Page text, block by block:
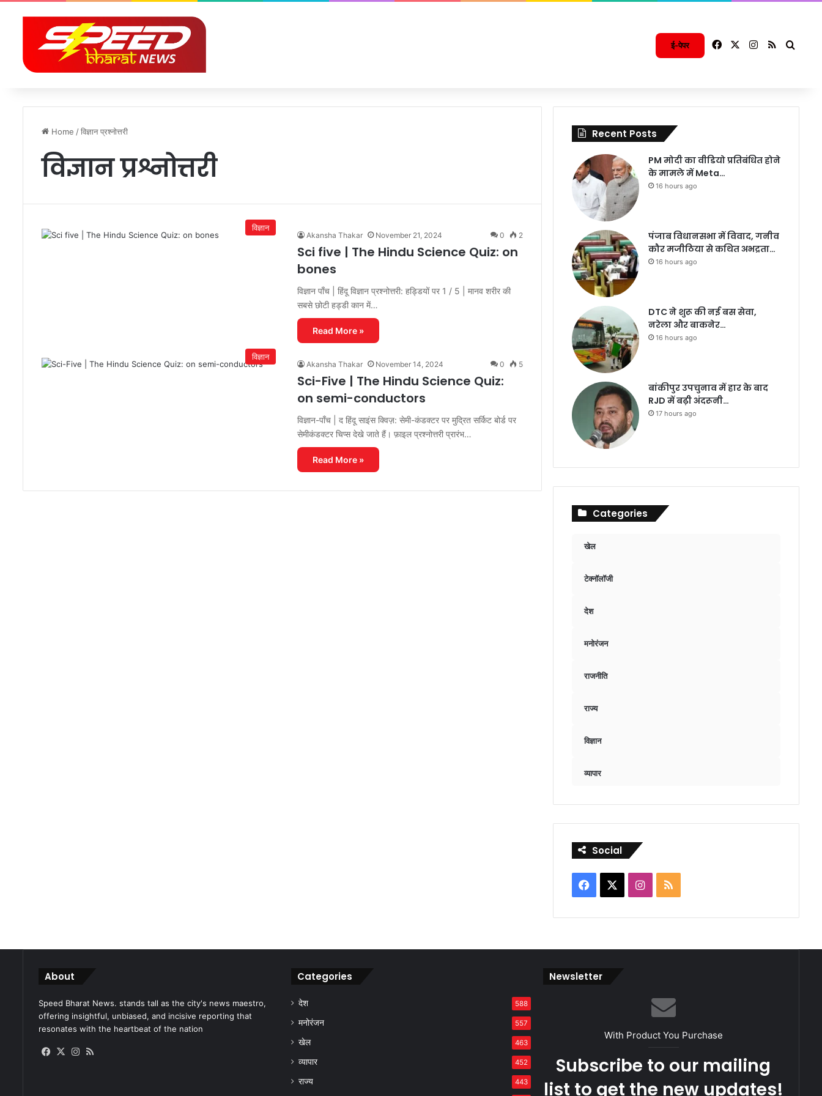
ई-पेपर FacebookInstagram
RSS
Home /विज्ञान प्रश्नोत्तरी
विज्ञान प्रश्नोत्तरी
विज्ञान
Akansha Thakar November 21, 2024 0 2
Sci five | The Hindu Science Quiz: on
bones
विज्ञान पाँच | हिंदू विज्ञान प्रश्नोत्तरी: हड्डियों पर 1 / 5 | मानव शरीर की
सबसे छोटी हड्डी कान में…
Read More »
विज्ञान
Akansha Thakar November 14, 2024 0 5
Sci-Five | The Hindu Science Quiz:
on semi-conductors
विज्ञान-पाँच | द हिंदू साइंस क्विज़: सेमी-कंडक्टर पर मुद्रित सर्किट बोर्ड पर
सेमीकंडक्टर चिप्स देखे जाते हैं। फ़ाइल प्रश्नोत्तरी प्रारंभ…
Read More »
Recent Posts
PM मोदी का वीडियो प्रतिबंधित होने
के मामले में Meta…
16 hours ago
पंजाब विधानसभा में विवाद, गनीव
कौर मजीठिया से कथित अभद्रता…
16 hours ago
DTC ने शुरू की नई बस सेवा,
नरेला और बाकनेर…
16 hours ago
बांकीपुर उपचुनाव में हार के बाद
RJD में बढ़ी अंदरूनी…
17 hours ago
Categories
खेल
टेक्नॉलॉजी
देश
मनोरंजन
राजनीति
राज्य
विज्ञान
व्यापार
Social
Facebook Instagram
RSS
About
Speed Bharat News. stands tall as the city's news maestro,
offering insightful, unbiased, and incisive reporting that
resonates with the heartbeat of the nation
Facebook
X Instagram
Categories
देश 588
मनोरंजन 557
खेल 463
व्यापार 452
राज्य 443
Newsletter
With Product You Purchase
Subscribe to our mailing
list to get the new updates!